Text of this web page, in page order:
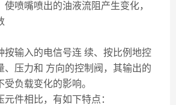
使喷嘴喷出的油液流阻产生变化，
按输入的电信号连 续、按比例地控
、压力和 方向的控制阀，其输出的
负载变化的影响。
元件相比，有如下特点：